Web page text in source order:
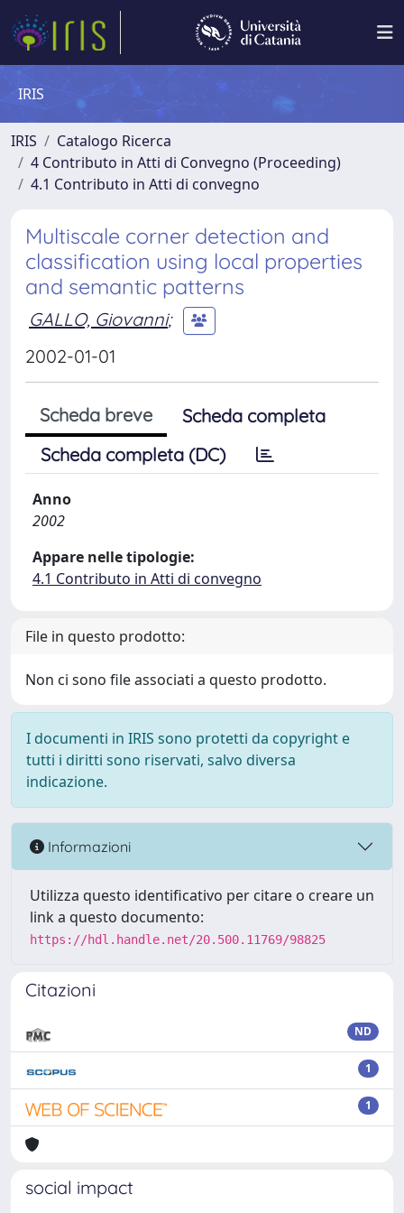
IRIS
IRIS
Catalogo Ricerca
4 Contributo in Atti di Convegno (Proceeding)
4.1 Contributo in Atti di convegno
Multiscale corner detection and
classification using local properties
and semantic patterns
GALLO, Giovanni;
2002-01-01
Scheda breve
Scheda completa
Scheda completa (DC)
Anno
2002
Appare nelle tipologie:
4.1 Contributo in Atti di convegno
File in questo prodotto:
Non ci sono file associati a questo prodotto.
I documenti in IRIS sono protetti da copyright e
tutti i diritti sono riservati, salvo diversa
indicazione.
Informazioni
Utilizza questo identificativo per citare o creare un
link a questo documento:
https://hdl.handle.net/20.500.11769/98825
Citazioni
ND
1
1
social impact